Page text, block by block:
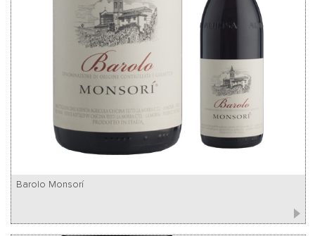
Barolo Monsorí